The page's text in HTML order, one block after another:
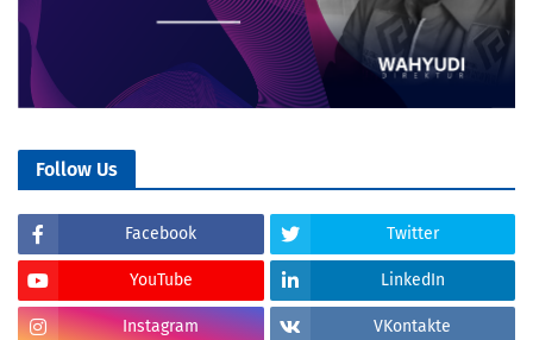
Follow Us
Facebook Twitter
YouTube LinkedIn
Instagram VKontakte